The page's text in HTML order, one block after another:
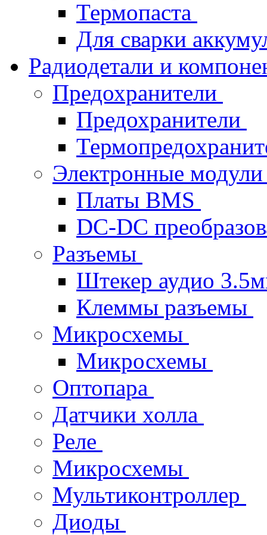
Термопаста
Для сварки
Радиодетали и
Предохранители
Предохранители
Электронные
Платы BMS
DC-DC
Разъемы
Штекер аудио
Клеммы разъемы
Микросхемы
Микросхемы
Оптопара
Датчики холла
Реле
Микросхемы
Мультиконтроллер
Диоды